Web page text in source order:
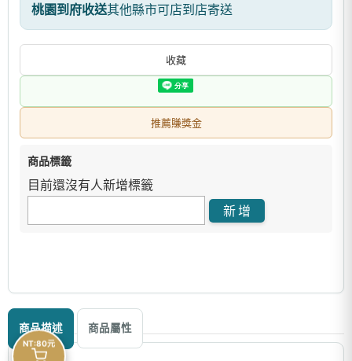
桃園到府收送其他縣市可店到店寄送
收藏
推薦賺獎金
商品標籤
目前還沒有人新增標籤
商品描述 商品屬性
NT:80元